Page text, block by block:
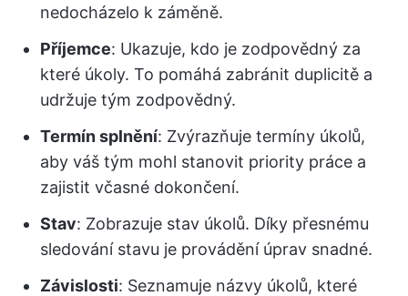
nedocházelo k záměně.
Příjemce: Ukazuje, kdo je zodpovědný za
které úkoly. To pomáhá zabránit duplicitě a
udržuje tým zodpovědný.
Termín splnění: Zvýrazňuje termíny úkolů,
aby váš tým mohl stanovit priority práce a
zajistit včasné dokončení.
Stav: Zobrazuje stav úkolů. Díky přesnému
sledování stavu je provádění úprav snadné.
Závislosti: Seznamuje názvy úkolů, které